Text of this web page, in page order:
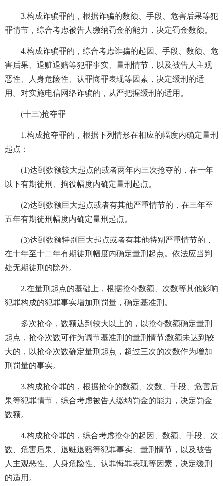
3.构成诈骗罪的，根据诈骗的数额、手段、危害后果等犯
罪情节，综合考虑被告人缴纳罚金的能力，决定罚金数额。
4.构成诈骗罪的，综合考虑诈骗的起因、手段、数额、危
害后果、退赃退赔等犯罪事实、量刑情节，以及被告人主观
恶性、人身危险性、认罪悔罪表现等因素，决定缓刑的适
用。对实施电信网络诈骗的，从严把握缓刑的适用。
(十三)抢夺罪
1.构成抢夺罪的，根据下列情形在相应的幅度内确定量刑
起点：
(1)达到数额较大起点的或者两年内三次抢夺的，在一年
以下有期徒刑、拘役幅度内确定量刑起点。
(2)达到数额巨大起点或者有其他严重情节的，在三年至
五年有期徒刑幅度内确定量刑起点。
(3)达到数额特别巨大起点或者有其他特别严重情节的，
在十年至十二年有期徒刑幅度内确定量刑起点。依法应当判
处无期徒刑的除外。
2.在量刑起点的基础上，根据抢夺数额、次数等其他影响
犯罪构成的犯罪事实增加刑罚量，确定基准刑。
多次抢夺，数额达到较大以上的，以抢夺数额确定量刑
起点，抢夺次数可作为调节基准刑的量刑情节;数额未达到较
大的，以抢夺次数确定量刑起点，超过三次的次数作为增加
刑罚量的事实。
3.构成抢夺罪的，根据抢夺的数额、次数、手段、危害后
果等犯罪情节，综合考虑被告人缴纳罚金的能力，决定罚金
数额。
4.构成抢夺罪的，综合考虑抢夺的起因、数额、手段、次
数、危害后果、退赃退赔等犯罪事实、量刑情节，以及被告
人主观恶性、人身危险性、认罪悔罪表现等因素，决定缓刑
的适用。